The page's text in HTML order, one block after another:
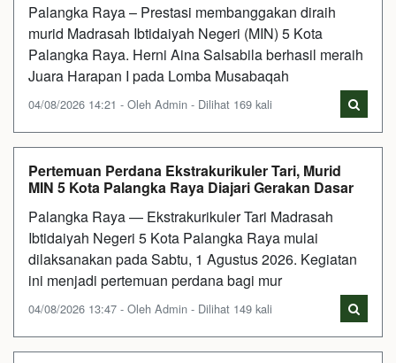
Palangka Raya – Prestasi membanggakan diraih
murid Madrasah Ibtidaiyah Negeri (MIN) 5 Kota
Palangka Raya. Herni Aina Salsabila berhasil meraih
Juara Harapan I pada Lomba Musabaqah
04/08/2026 14:21 - Oleh Admin - Dilihat 169 kali
Pertemuan Perdana Ekstrakurikuler Tari, Murid
MIN 5 Kota Palangka Raya Diajari Gerakan Dasar
Palangka Raya — Ekstrakurikuler Tari Madrasah
Ibtidaiyah Negeri 5 Kota Palangka Raya mulai
dilaksanakan pada Sabtu, 1 Agustus 2026. Kegiatan
ini menjadi pertemuan perdana bagi mur
04/08/2026 13:47 - Oleh Admin - Dilihat 149 kali